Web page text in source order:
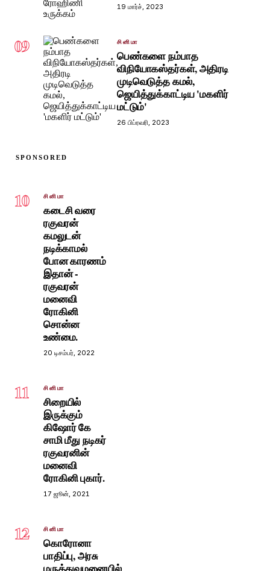
19 மார்ச், 2023
09 சினிமா
பெண்களை நம்பாத
விநியோகஸ்தர்கள், அதிரடி
முடிவெடுத்த கமல்,
ஜெயித்துக்காட்டிய 'மகளிர்
மட்டும்'
26 பிப்ரவரி, 2023
SPONSORED
10 சினிமா
கடைசி வரை
ரகுவரன்
கமலுடன்
நடிக்காமல்
போன காரணம்
இதான் -
ரகுவரன்
மனைவி
ரோகினி
சொன்ன
உண்மை.
20 டிசம்பர், 2022
11 சினிமா
சிறையில்
இருக்கும்
கிஷோர் கே
சாமி மீது நடிகர்
ரகுவரனின்
மனைவி
ரோகினி புகார்.
17 ஜூன், 2021
12 சினிமா
கொரோனா
பாதிப்பு, அரசு